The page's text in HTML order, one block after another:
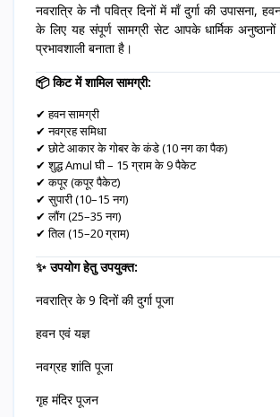
नवरात्रि के नौ पवित्र दिनों में माँ दुर्गा की उपासना,
के लिए यह संपूर्ण सामग्री सेट आपके धार्मिक
प्रभावशाली बनाता है।
📦 किट में शामिल सामग्री:
✔ हवन सामग्री
✔ नवग्रह समिधा
✔ छोटे आकार के गोबर के कंडे (10 नग का पैक)
✔ शुद्ध Amul घी – 15 ग्राम के 9 पैकेट
✔ कपूर (कपूर पैकेट)
✔ सुपारी (10–15 नग)
✔ लौंग (25–35 नग)
✔ तिल (15–20 ग्राम)
✨ उपयोग हेतु उपयुक्त:
नवरात्रि के 9 दिनों की दुर्गा पूजा
हवन एवं यज्ञ
नवग्रह शांति पूजा
गृह मंदिर पूजन